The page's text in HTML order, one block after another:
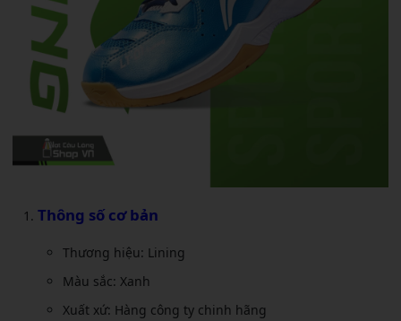
Thông số cơ bản
Thương hiệu: Lining
Màu sắc: Xanh
Xuất xứ: Hàng công ty chinh hãng